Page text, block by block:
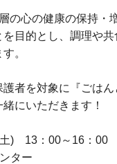
の心の健康の保持・
目的とし、調理や
。
者を対象に『ごは
にいただきます！
) 13：00～16：00
ター